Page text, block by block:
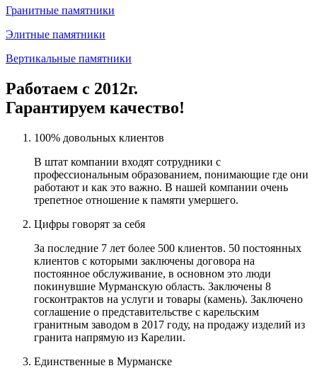
Гранитные памятники
Элитные памятники
Вертикальные памятники
Работаем с 2012г.
Гарантируем качество!
100% довольных клиентов
В штат компании входят сотрудники с
профессиональным образованием, понимающие где они
работают и как это важно. В нашей компании очень
трепетное отношение к памяти умершего.
Цифры говорят за себя
За последние 7 лет более 500 клиентов. 50 постоянных
клиентов с которыми заключены договора на
постоянное обслуживание, в основном это люди
покинувшие Мурманскую область. Заключены 8
госконтрактов на услуги и товары (камень). Заключено
соглашение о представительстве с карельским
гранитным заводом в 2017 году, на продажу изделий из
гранита напрямую из Карелии.
Единственные в Мурманске